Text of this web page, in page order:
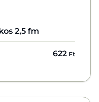
2,5 fm
622 Ft